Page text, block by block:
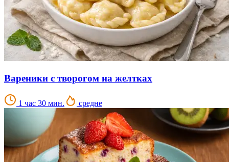
Вареники с творогом на желтках
1 час 30 мин. средне